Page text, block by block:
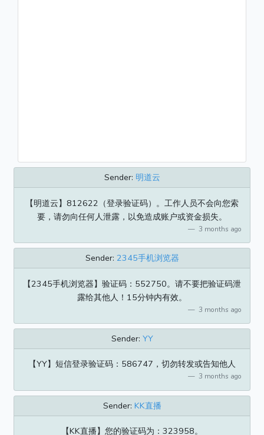
Sender: 明道云
【明道云】812622（登录验证码）。工作人员不会向您索
要，请勿向任何人泄露，以免造成账户或资金损失。
3 months ago
Sender: 2345手机浏览器
【2345手机浏览器】验证码：552750。请不要把验证码泄
露给其他人！15分钟内有效。
3 months ago
Sender: YY
【YY】短信登录验证码：586747，切勿转发或告知他人
3 months ago
Sender: KK直播
【KK直播】您的验证码为：323958。